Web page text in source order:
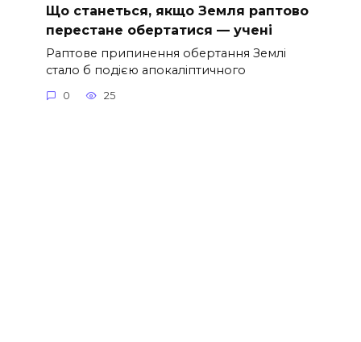
Що станеться, якщо Земля раптово
перестане обертатися — учені
Раптове припинення обертання Землі
стало б подією апокаліптичного
0 25